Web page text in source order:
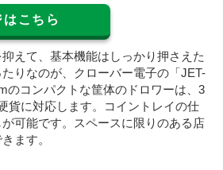
こちら
抑えて、基本機能はしっかり押さえた
りなのが、クローバー電子の「JET-
のコンパクトな筐体のドロワーは、3
貨に対応します。コイントレイの仕
可能です。スペースに限りのある店
ます。